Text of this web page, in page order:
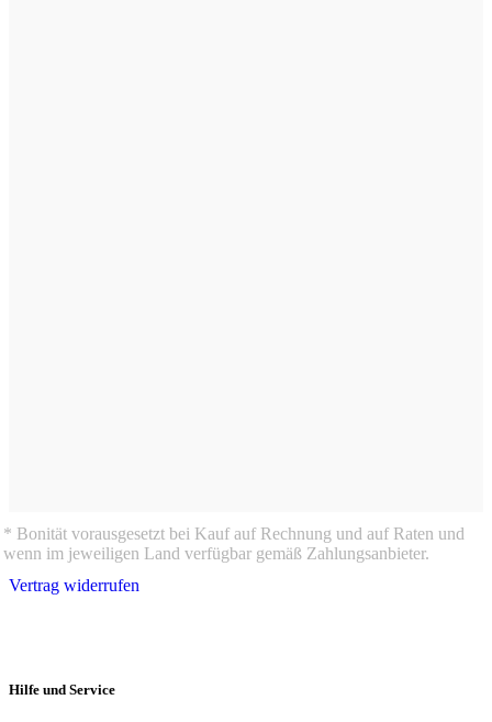
* Bonität vorausgesetzt bei Kauf auf Rechnung und auf Raten und
wenn im jeweiligen Land verfügbar gemäß Zahlungsanbieter.
Vertrag widerrufen
Hilfe und Service